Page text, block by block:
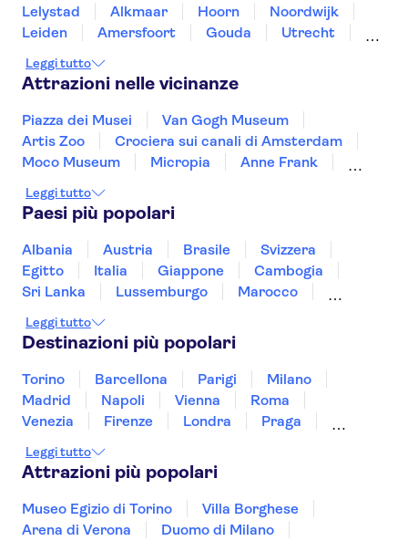
Lelystad
Alkmaar Hoorn
Noordwijk
Leiden
Amersfoort Gouda
Utrecht
Leggi tutto
Attrazioni nelle vicinanze
Piazza dei Musei
Van Gogh Museum
Artis Zoo
Crociera sui canali di Amsterdam
Moco Museum
Micropia
Anne Frank
Heineken Experience
Piazza Dam
The Upside Down
Quartiere culturale ebraico
Stedelijk Museum
Keukenhof
Leggi tutto
Paesi più popolari
Albania Austria Brasile
Svizzera
Egitto
Italia Giappone
Cambogia
Sri Lanka
Lussemburgo
Marocco
Slovenia
Thailandia Tunisia
Vietnam
Leggi tutto
Destinazioni più popolari
Torino Barcellona Parigi
Milano
Madrid
Napoli Vienna
Roma
Venezia
Firenze Londra
Praga
Bologna
Malta Genova
Leggi tutto
Attrazioni più popolari
Museo Egizio di Torino
Villa Borghese
Arena di Verona
Duomo di Milano